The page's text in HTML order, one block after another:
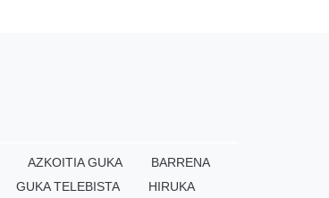
AZKOITIA GUKA
BARRENA
GUKA TELEBISTA HIRUKA